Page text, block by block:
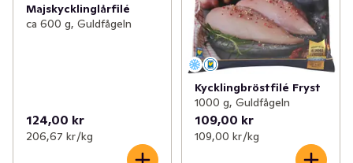
Majskycklinglårfilé
ca 600 g, Guldfågeln
124,00 kr
206,67 kr /kg
Kycklingbröstfilé Fryst
1000 g, Guldfågeln
109,00 kr
109,00 kr /kg